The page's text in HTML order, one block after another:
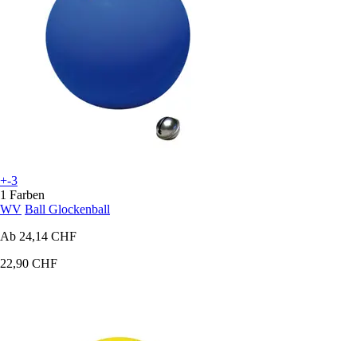
+-3
1 Farben
WV Ball Glockenball
Ab 24,14 CHF
22,90 CHF